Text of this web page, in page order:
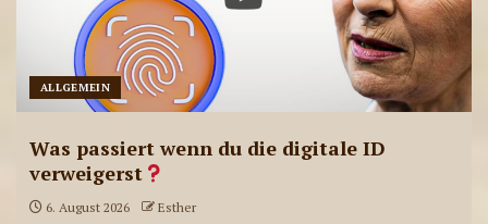
ALLGEMEIN
Was passiert wenn du die digitale ID
verweigerst
6. August 2026 Esther